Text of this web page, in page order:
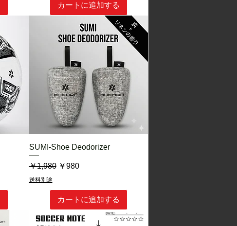
カートに追加する
クイックビュー
SUMI-Shoe Deodorizer
通常価格
￥1,980 セール価格
￥980
送料別途
カートに追加する